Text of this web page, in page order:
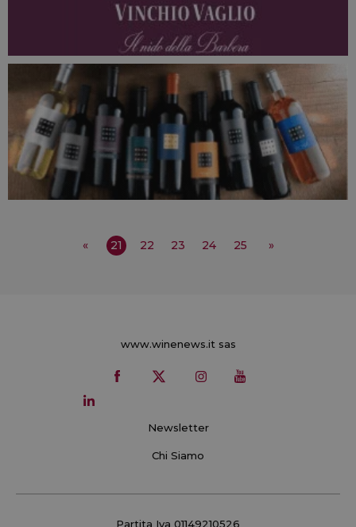
« 21 22 23 24 25 »
www.winenews.it sas
Newsletter
Chi Siamo
Partita Iva 01149210526